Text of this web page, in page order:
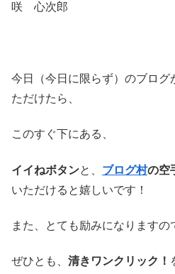
咲 心次郎
今日（今日に限らず）のブログ
ただけたら、
このすぐ下にある、
イイねボタンと、 ブログ村の空
いただけると嬉しいです！
また、とても励みになりますの
ぜひとも、 清きワンクリック！